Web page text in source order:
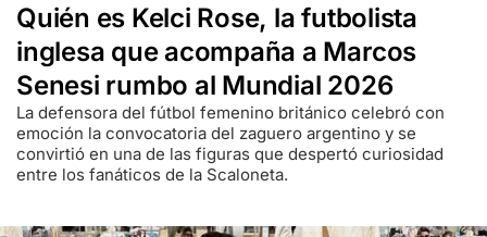
Quién es Kelci Rose, la futbolista
inglesa que acompaña a Marcos
Senesi rumbo al Mundial 2026
La defensora del fútbol femenino británico celebró con
emoción la convocatoria del zaguero argentino y se
convirtió en una de las figuras que despertó curiosidad
entre los fanáticos de la Scaloneta.